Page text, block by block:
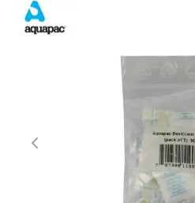
Previous